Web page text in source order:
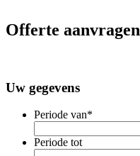
Offerte aanvragen
Uw gegevens
Periode van*
Periode tot